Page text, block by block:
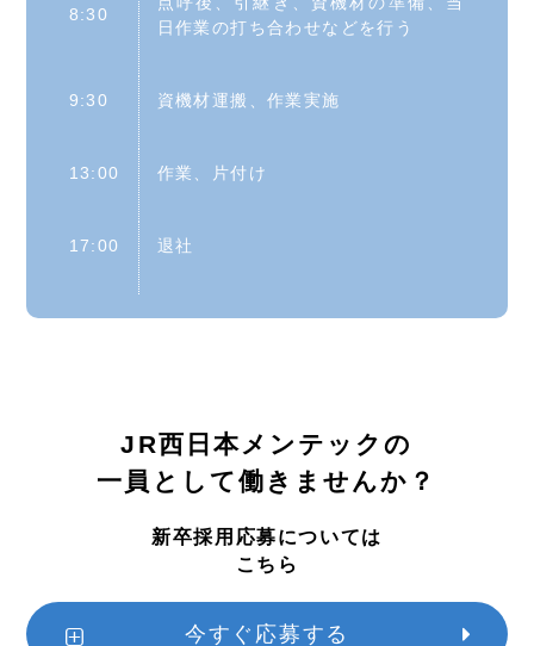
8:30
日作業の打ち合わせなどを行う
9:30 資機材運搬、作業実施
13:00 作業、片付け
17:00 退社
JR西日本メンテックの
一員として働きませんか？
新卒採用応募については
こちら
今すぐ応募する